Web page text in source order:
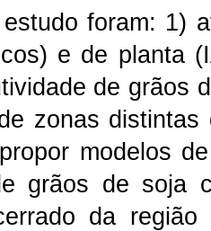
foram: 1)
e de planta
de grãos
zonas
modelos
grãos de soja
da